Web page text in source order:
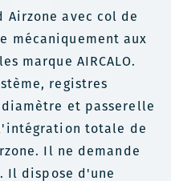
Airzone avec col de
mécaniquement aux
marque AIRCALO.
registres
et passerelle
totale de
Il ne demande
Il dispose d'une